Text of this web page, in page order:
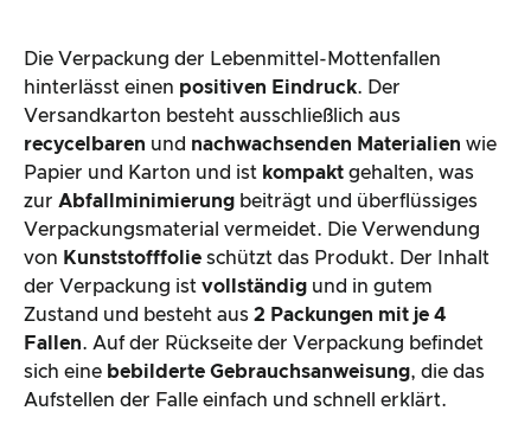
Die Verpackung der Lebenmittel-Mottenfallen
hinterlässt einen positiven Eindruck. Der
Versandkarton besteht ausschließlich aus
recycelbaren und nachwachsenden Materialien wie
Papier und Karton und ist kompakt gehalten, was
zur Abfallminimierung beiträgt und überflüssiges
Verpackungsmaterial vermeidet. Die Verwendung
von Kunststofffolie schützt das Produkt. Der Inhalt
der Verpackung ist vollständig und in gutem
Zustand und besteht aus 2 Packungen mit je 4
Fallen. Auf der Rückseite der Verpackung befindet
sich eine bebilderte Gebrauchsanweisung, die das
Aufstellen der Falle einfach und schnell erklärt.